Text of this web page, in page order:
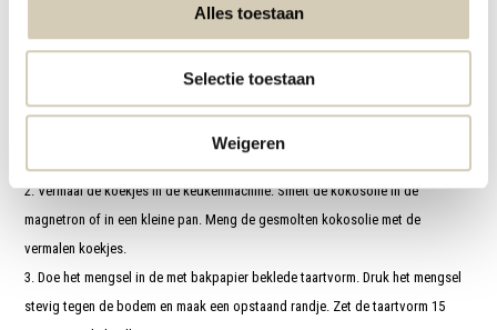
Alles toestaan
Selectie toestaan
Weigeren
baby vijg-kokosspread(optioneel)
200 g vijgen
agavesiroop
Bereidingswijze gebakken cheesecake:
2. Vermaal de koekjes in de keukenmachine. Smelt de kokosolie in de
magnetron of in een kleine pan. Meng de gesmolten kokosolie met de
vermalen koekjes.
3. Doe het mengsel in de met bakpapier beklede taartvorm. Druk het mengsel
stevig tegen de bodem en maak een opstaand randje. Zet de taartvorm 15